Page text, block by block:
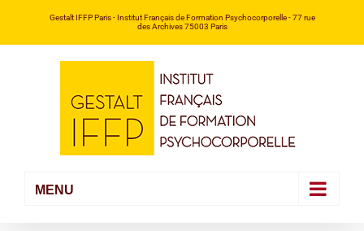
Gestalt IFFP Paris- Institut Français de Formation Psychocorporelle -77 rue
des Archives 75003 Paris